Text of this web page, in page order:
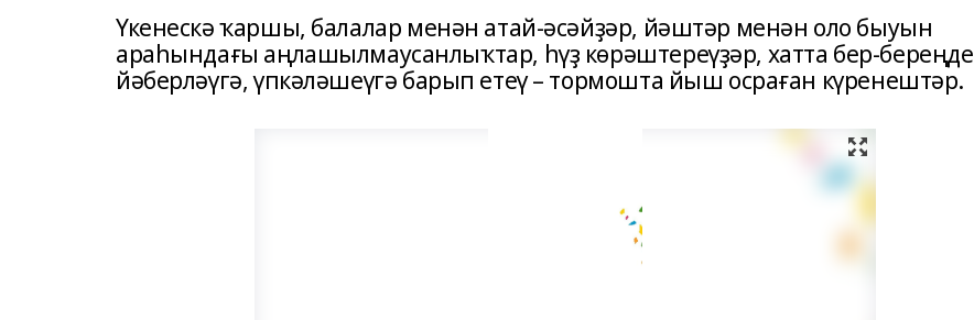
Үкенескә ҡаршы, балалар менән атай-әсәйҙәр, йәштәр менән оло быуын
араһындағы аңлашылмаусанлыҡтар, һүҙ көрәштереүҙәр, хатта бер-береңде
йәберләүгә, үпкәләшеүгә барып етеү – тормошта йыш осраған күренештәр.